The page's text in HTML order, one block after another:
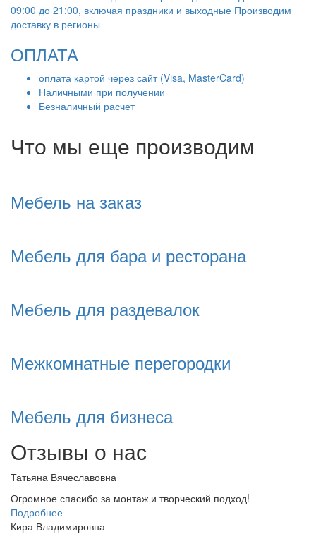
09:00 до 21:00, включая праздники и выходные Производим
доставку в регионы
ОПЛАТА
оплата картой через сайт (Visa, MasterCard)
Наличными при получении
Безналичный расчет
Что мы еще производим
Мебель на заказ
Мебель для бара и ресторана
Мебель для раздевалок
Межкомнатные перегородки
Мебель для бизнеса
Отзывы о нас
Татьяна Вячеславовна
Огромное спасибо за монтаж и творческий подход!
Подробнее
Кира Владимировна